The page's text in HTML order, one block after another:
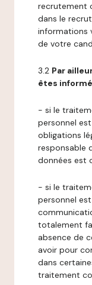
recrutement
dans le
informations
de votre
3.2 Par
êtes
- si le
personnel
obligations
responsable
données est
- si le
personnel
totalement
absence de
avoir pour
dans
traitement